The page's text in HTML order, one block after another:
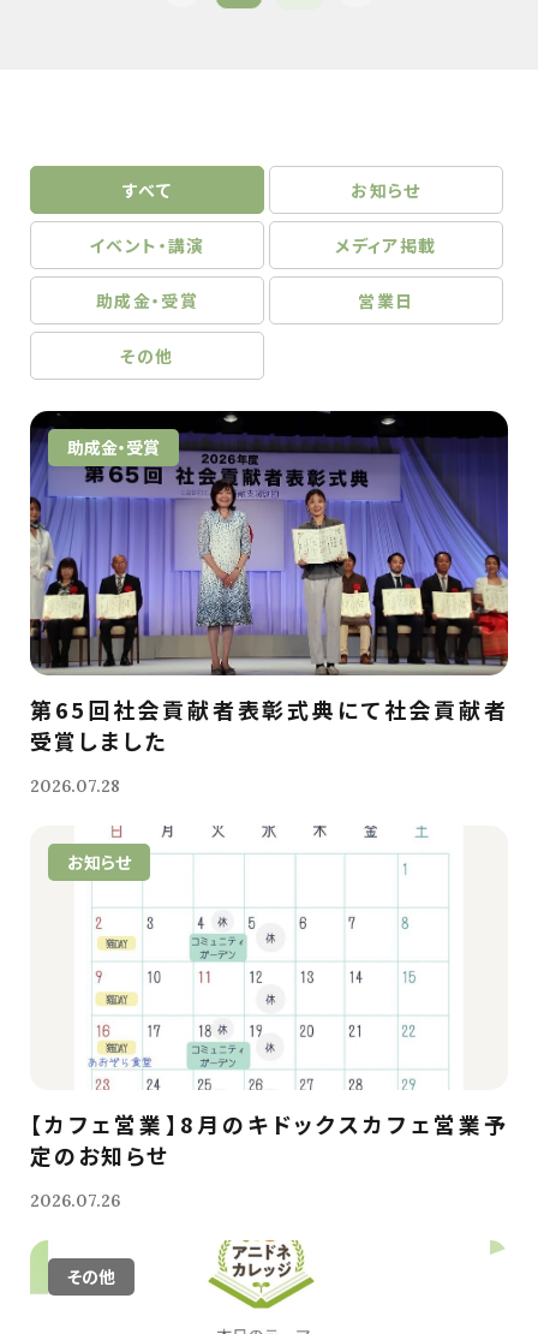
すべて お知らせ
イベント・講演 メディア掲載
助成金・受賞 営業日
その他
助成金・受賞
第65回社会貢献者表彰式典にて社会貢献者
受賞しました
2026.07.28
お知らせ
【カフェ営業】8月のキドックスカフェ営業予
定のお知らせ
2026.07.26
その他